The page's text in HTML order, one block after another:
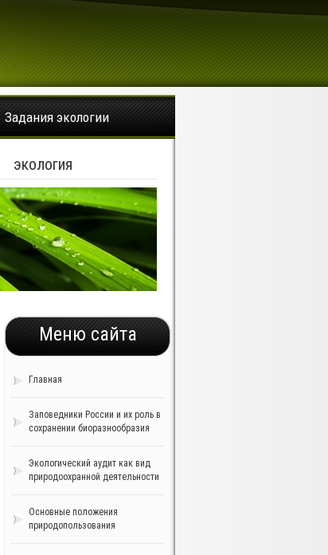
Задания экологии
экология
Меню сайта
Главная
Заповедники России и их роль в
сохранении биоразнообразия
Экологический аудит как вид
природоохранной деятельности
Основные положения
природопользования